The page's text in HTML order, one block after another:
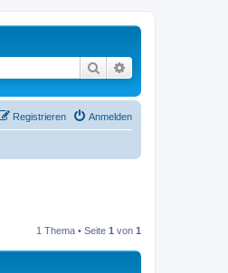
Suche
Anmelden
Registrieren
1 Thema • Seite 1 von 1